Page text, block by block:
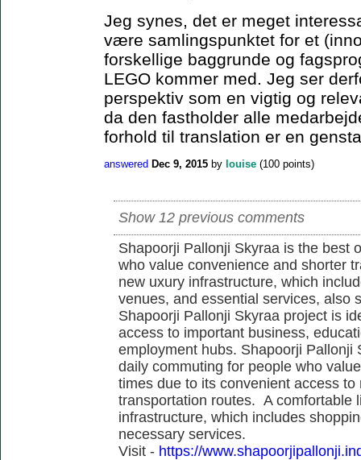
Jeg synes, det er meget
være samlingspunktet for et
forskellige baggrunde og
LEGO kommer med. Jeg ser
perspektiv som en vigtig og
da den fastholder alle
forhold til translation er en
answered Dec 9, 2015 by louise (100 points)
Show 12 previous comments
Shapoorji Pallonji Skyraa is the best
who value convenience and shorter
new uxury infrastructure, which
venues, and essential services, also
Shapoorji Pallonji Skyraa project is
access to important business,
employment hubs. Shapoorji Pallonji
daily commuting for people who
times due to its convenient access
transportation routes. A comfortable
infrastructure, which includes
necessary services.
Visit - https://